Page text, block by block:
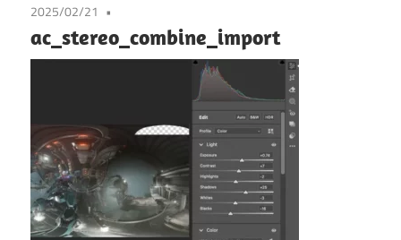
2025/02/21
ac_stereo_combine_import